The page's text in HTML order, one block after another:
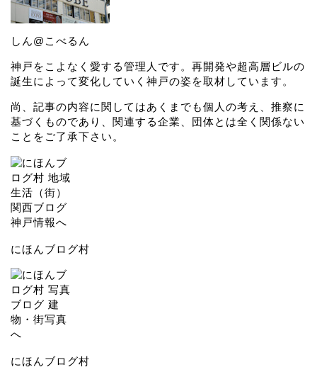
しん@こべるん
神戸をこよなく愛する管理人です。再開発や超高層ビルの
誕生によって変化していく神戸の姿を取材しています。
尚、記事の内容に関してはあくまでも個人の考え、推察に
基づくものであり、関連する企業、団体とは全く関係ない
ことをご了承下さい。
にほんブログ村
にほんブログ村